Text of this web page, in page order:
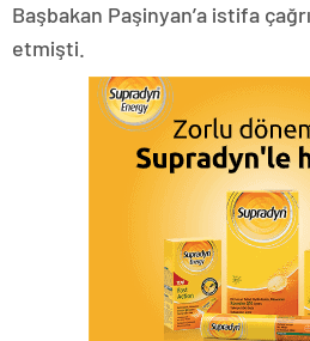
Başbakan Paşinyan’a istifa
etmişti.